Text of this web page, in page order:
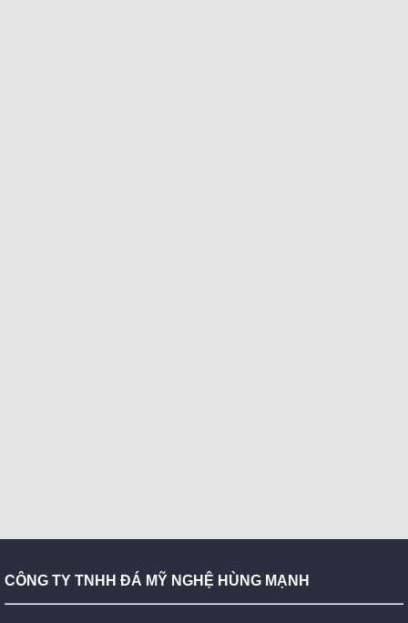
CÔNG TY TNHH ĐÁ MỸ NGHỆ HÙNG MẠNH